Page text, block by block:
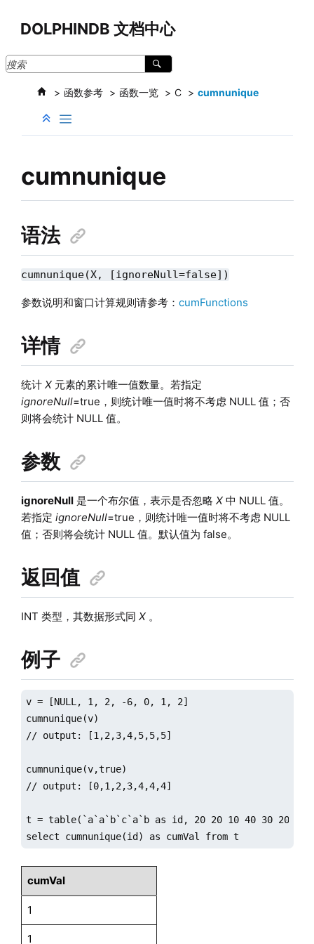
DOLPHINDB 文档中心
函数参考 函数一览 C cumnunique
cumnunique
语法
cumnunique(X, [ignoreNull=false])
参数说明和窗口计算规则请参考： cumFunctions
详情
统计 X元素的累计唯一值数量。若指定
ignoreNull=true，则统计唯一值时将不考虑 NULL 值；否
则将会统计 NULL 值。
参数
ignoreNull是一个布尔值，表示是否忽略 X 中 NULL 值。
若指定 ignoreNull=true，则统计唯一值时将不考虑 NULL
值；否则将会统计 NULL 值。默认值为 false。
返回值
INT 类型，其数据形式同 X 。
例子
v = [NULL, 1, 2, -6, 0, 1, 2]
cumnunique(v)
// output: [1,2,3,4,5,5,5]
cumnunique(v,true)
// output: [0,1,2,3,4,4,4]
t = table(`a`a`b`c`a`b as id, 20 20 10 40 30 20 as
select cumnunique(id) as cumVal from t
cumVal
1
1